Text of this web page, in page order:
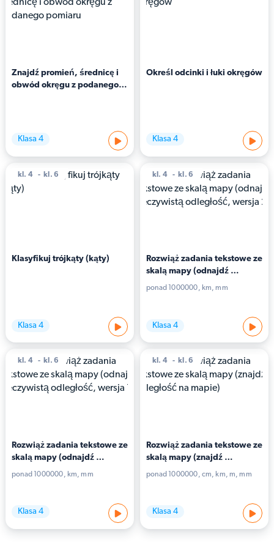
Znajdź promień, średnicę i
obwód okręgu z podanego
Klasa 4
Określ odcinki i łuki okręgów
Klasa 4
kl. 4 kl. 6
Klasyfikuj trójkąty (kąty)
Klasa 4
kl. 4 kl. 6
Rozwiąż zadania tekstowe ze
skalą mapy (odnajdź
rzeczywistą odległość,
ponad 1000000 km mm
Klasa 4
kl. 4 kl. 6
Rozwiąż zadania tekstowe ze
skalą mapy (odnajdź
rzeczywistą odległość,
ponad 1000000 km mm
Klasa 4
kl. 4 kl. 6
Rozwiąż zadania tekstowe ze
skalą mapy (znajdź
odległość na mapie)
ponad 1000000 cm km m mm
Klasa 4